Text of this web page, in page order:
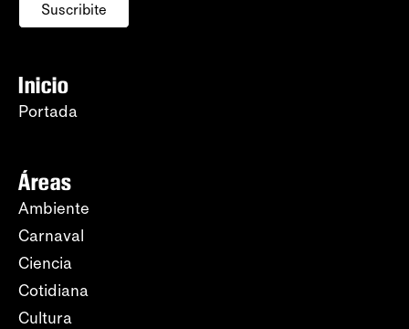
Suscribite
Inicio
Portada
Áreas
Ambiente
Carnaval
Ciencia
Cotidiana
Cultura